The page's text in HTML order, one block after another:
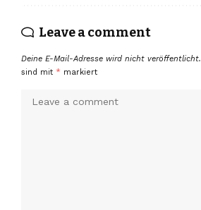
Leave a comment
Deine E-Mail-Adresse wird nicht veröffentlicht.
sind mit * markiert